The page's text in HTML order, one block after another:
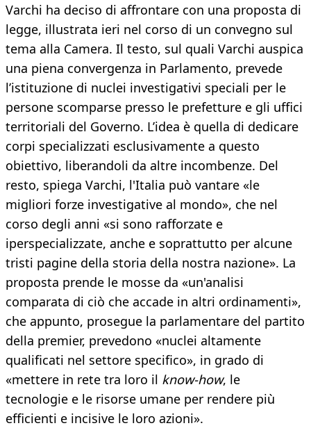
Varchi ha deciso di affrontare con una proposta di
legge, illustrata ieri nel corso di un convegno sul
tema alla Camera. Il testo, sul quali Varchi auspica
una piena convergenza in Parlamento, prevede
l’istituzione di nuclei investigativi speciali per le
persone scomparse presso le prefetture e gli uffici
territoriali del Governo. L’idea è quella di dedicare
corpi specializzati esclusivamente a questo
obiettivo, liberandoli da altre incombenze. Del
resto, spiega Varchi, l'Italia può vantare «le
migliori forze investigative al mondo», che nel
corso degli anni «si sono rafforzate e
iperspecializzate, anche e soprattutto per alcune
tristi pagine della storia della nostra nazione». La
proposta prende le mosse da «un'analisi
comparata di ciò che accade in altri ordinamenti»,
che appunto, prosegue la parlamentare del partito
della premier, prevedono «nuclei altamente
qualificati nel settore specifico», in grado di
«mettere in rete tra loro il know-how, le
tecnologie e le risorse umane per rendere più
efficienti e incisive le loro azioni».